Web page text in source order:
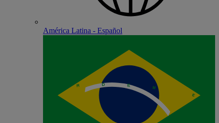
América Latina - Español